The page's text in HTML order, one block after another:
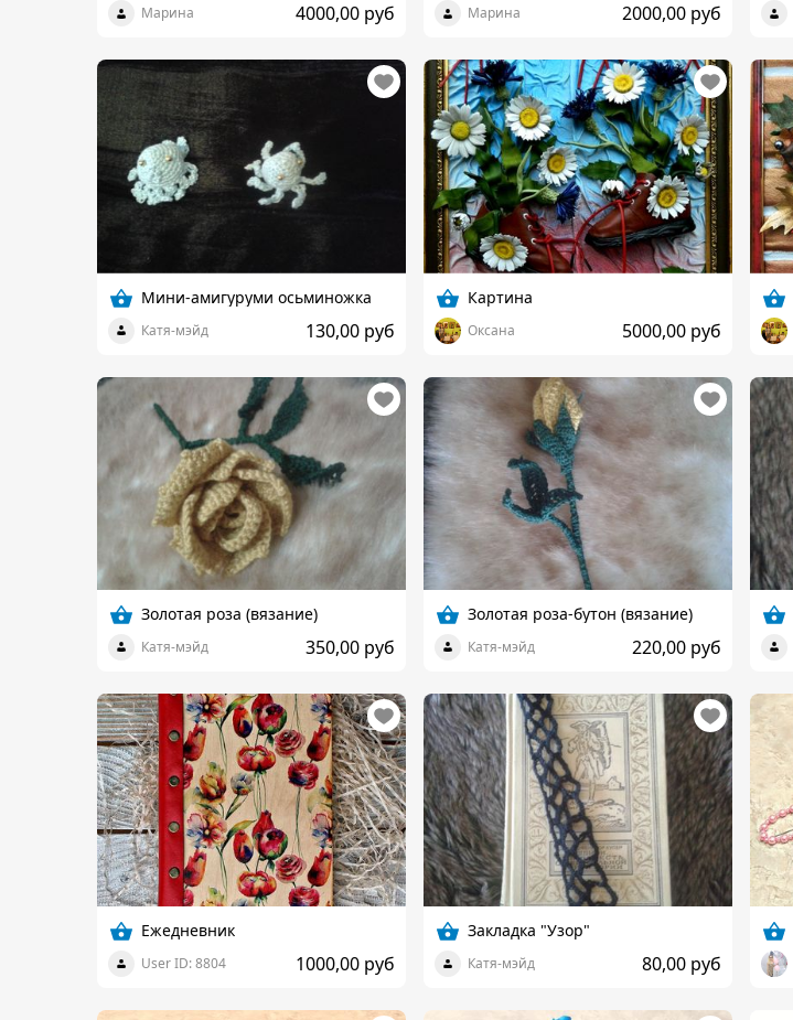
Марина 4000,00 руб Марина 2000,00 руб
Мини-амигуруми осьминожка
Катя-мэйд 130,00 руб
Картина
Оксана 5000,00 руб
Золотая роза (вязание)
Катя-мэйд 350,00 руб
Золотая роза-бутон (вязание)
Катя-мэйд 220,00 руб
Ежедневник
User ID: 8804 1000,00 руб
Закладка "Узор"
Катя-мэйд 80,00 руб